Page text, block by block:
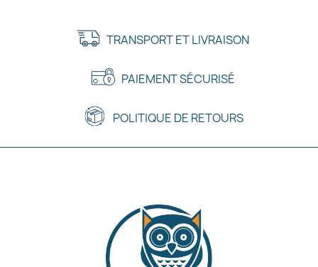
TRANSPORT ET LIVRAISON
PAIEMENT SÉCURISÉ
POLITIQUE DE RETOURS